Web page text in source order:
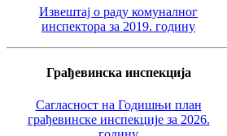
Извештај о раду комуналног
инспектора за 2019. годину
Грађевинска инспекција
Сагласност на Годишњи план
грађевинске инспекције за 2026.